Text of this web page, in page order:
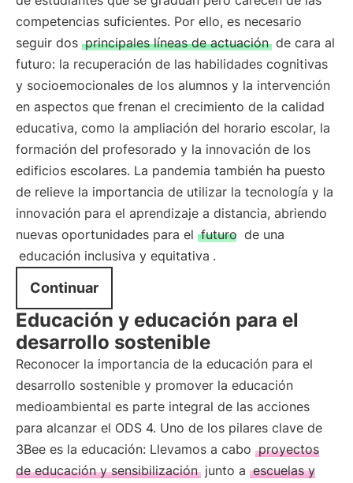
competencias suficientes. Por ello, es necesario
seguir dos principales líneas de actuación de cara al
futuro: la recuperación de las habilidades cognitivas
y socioemocionales de los alumnos y la intervención
en aspectos que frenan el crecimiento de la calidad
educativa, como la ampliación del horario escolar, la
formación del profesorado y la innovación de los
edificios escolares. La pandemia también ha puesto
de relieve la importancia de utilizar la tecnología y la
innovación para el aprendizaje a distancia, abriendo
nuevas oportunidades para el futuro de una
educación inclusiva y equitativa .
Continuar
Educación y educación para el
desarrollo sostenible
Reconocer la importancia de la educación para el
desarrollo sostenible y promover la educación
medioambiental es parte integral de las acciones
para alcanzar el ODS 4. Uno de los pilares clave de
3Bee es la educación: Llevamos a cabo proyectos
de educación y sensibilización junto a escuelas y